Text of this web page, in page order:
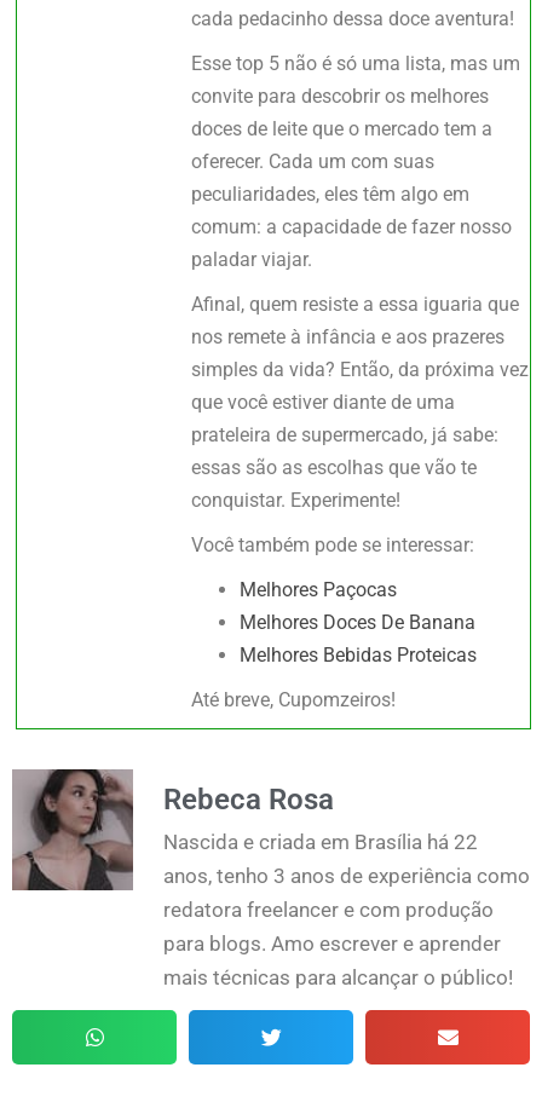
cada pedacinho dessa doce aventura!
Esse top 5 não é só uma lista, mas um
convite para descobrir os melhores
doces de leite que o mercado tem a
oferecer. Cada um com suas
peculiaridades, eles têm algo em
comum: a capacidade de fazer nosso
paladar viajar.
Afinal, quem resiste a essa iguaria que
nos remete à infância e aos prazeres
simples da vida? Então, da próxima vez
que você estiver diante de uma
prateleira de supermercado, já sabe:
essas são as escolhas que vão te
conquistar. Experimente!
Você também pode se interessar:
Melhores Paçocas
Melhores Doces De Banana
Melhores Bebidas Proteicas
Até breve, Cupomzeiros!
Rebeca Rosa
Nascida e criada em Brasília há 22
anos, tenho 3 anos de experiência como
redatora freelancer e com produção
para blogs. Amo escrever e aprender
mais técnicas para alcançar o público!